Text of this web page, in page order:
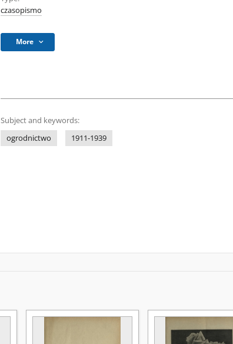
czasopismo
More
Subject and keywords:
ogrodnictwo
1911-1939